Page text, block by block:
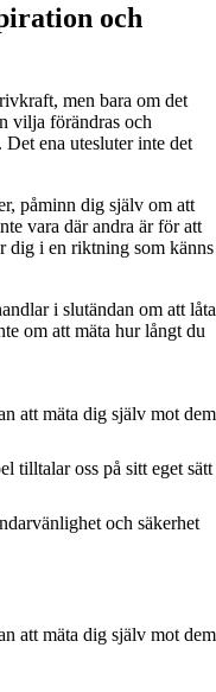
och
men bara om det
vilja förändras och
ena utesluter inte det
påminn dig själv om att
vara där andra är för att
dig i en riktning som känns
i slutändan om att låta
om att mäta hur långt du
att mäta dig själv mot dem
tilltalar oss på sitt eget sätt
och säkerhet
att mäta dig själv mot dem